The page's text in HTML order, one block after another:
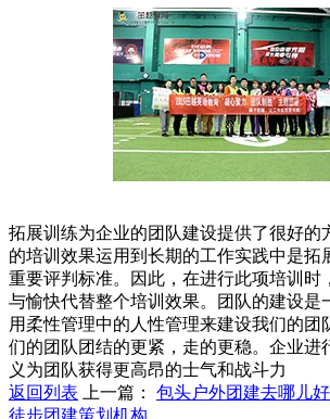
拓展训练为企业的团队建设提供了很好的
的培训效果运用到长期的工作实践中是拓
重要评判标准。因此，在进行此项培训时
与愉快代替整个培训效果。团队的建设是
用柔性管理中的人性管理来建设我们的团
们的团队团结的更紧，走的更稳。企业进
义为团队获得更高昂的士气和战斗力
返回列表
上一篇： 包头户外团建去哪儿好
徒步团建策划机构